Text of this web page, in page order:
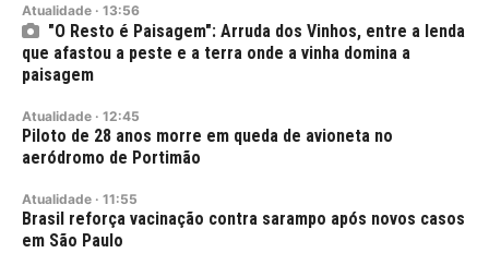
Atualidade · 13:56
"O Resto é Paisagem": Arruda dos Vinhos, entre a lenda
que afastou a peste e a terra onde a vinha domina a
paisagem
Atualidade · 12:45
Piloto de 28 anos morre em queda de avioneta no
aeródromo de Portimão
Atualidade · 11:55
Brasil reforça vacinação contra sarampo após novos casos
em São Paulo